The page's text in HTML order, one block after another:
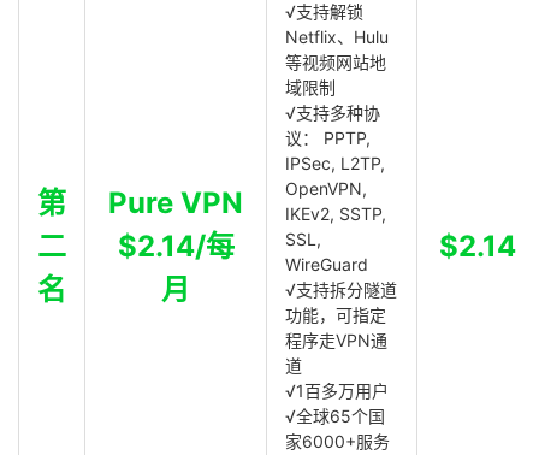
第
二
名
Pure VPN
$2.14/每
月
√支持解锁
Netflix、Hulu
等视频网站地
域限制
√支持多种协
议： PPTP,
IPSec, L2TP,
OpenVPN,
IKEv2, SSTP,
SSL,
WireGuard
√支持拆分隧道
功能，可指定
程序走VPN通
道
√1百多万用户
√全球65个国
家6000+服务
$2.14